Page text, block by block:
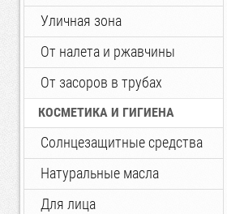
Уличная зона
От налета и ржавчины
От засоров в трубах
КОСМЕТИКА И ГИГИЕНА
Солнцезащитные средства
Натуральные масла
Для лица